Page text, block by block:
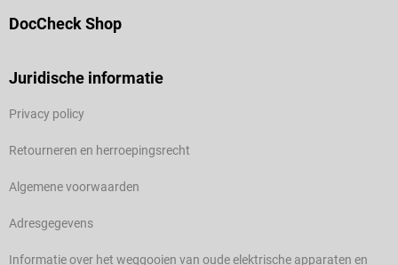
DocCheck Shop
Juridische informatie
Privacy policy
Retourneren en herroepingsrecht
Algemene voorwaarden
Adresgegevens
Informatie over het weggooien van oude elektrische apparaten en